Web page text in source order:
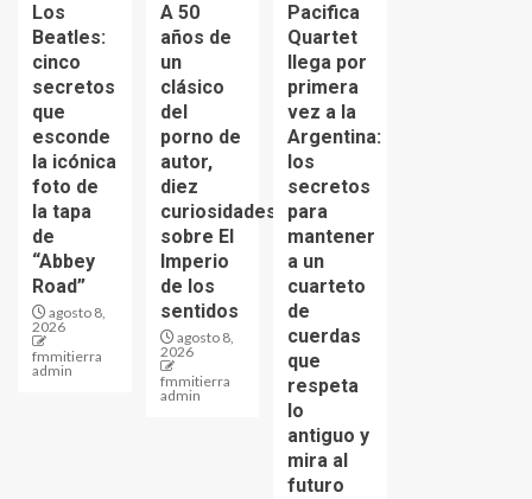
Los
Beatles:
cinco
secretos
que
esconde
la icónica
foto de
la tapa
de
“Abbey
Road”
agosto 8,
2026
fmmitierra
admin
A 50
años de
un
clásico
del
porno de
autor,
diez
curiosidades
sobre El
Imperio
de los
sentidos
agosto 8,
2026
fmmitierra
admin
Pacifica
Quartet
llega por
primera
vez a la
Argentina:
los
secretos
para
mantener
a un
cuarteto
de
cuerdas
que
respeta
lo
antiguo y
mira al
futuro